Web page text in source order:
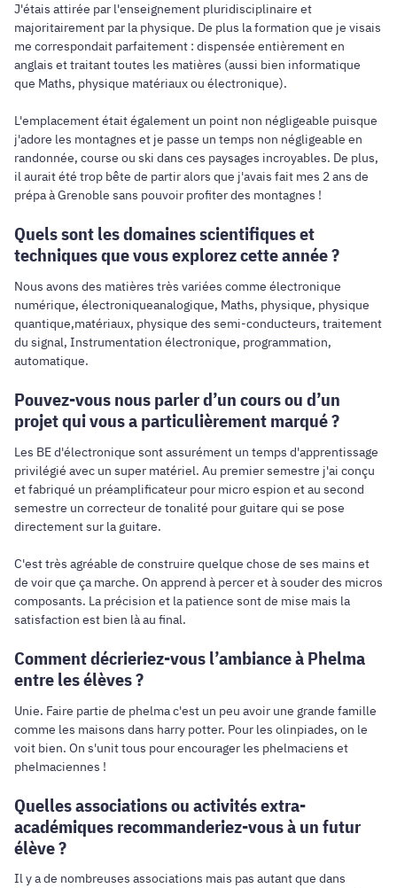
J'étais attirée par l'enseignement pluridisciplinaire et
majoritairement par la physique. De plus la formation que je visais
me correspondait parfaitement : dispensée entièrement en
anglais et traitant toutes les matières (aussi bien informatique
que Maths, physique matériaux ou électronique).
L'emplacement était également un point non négligeable puisque
j'adore les montagnes et je passe un temps non négligeable en
randonnée, course ou ski dans ces paysages incroyables. De plus,
il aurait été trop bête de partir alors que j'avais fait mes 2 ans de
prépa à Grenoble sans pouvoir profiter des montagnes !
Quels sont les domaines scientifiques et
techniques que vous explorez cette année ?
Nous avons des matières très variées comme électronique
numérique, électroniqueanalogique, Maths, physique, physique
quantique,matériaux, physique des semi-conducteurs, traitement
du signal, Instrumentation électronique, programmation,
automatique.
Pouvez-vous nous parler d’un cours ou d’un
projet qui vous a particulièrement marqué ?
Les BE d'électronique sont assurément un temps d'apprentissage
privilégié avec un super matériel. Au premier semestre j'ai conçu
et fabriqué un préamplificateur pour micro espion et au second
semestre un correcteur de tonalité pour guitare qui se pose
directement sur la guitare.
C'est très agréable de construire quelque chose de ses mains et
de voir que ça marche. On apprend à percer et à souder des micros
composants. La précision et la patience sont de mise mais la
satisfaction est bien là au final.
Comment décrieriez-vous l’ambiance à Phelma
entre les élèves ?
Unie. Faire partie de phelma c'est un peu avoir une grande famille
comme les maisons dans harry potter. Pour les olinpiades, on le
voit bien. On s'unit tous pour encourager les phelmaciens et
phelmaciennes !
Quelles associations ou activités extra-
académiques recommanderiez-vous à un futur
élève ?
Il y a de nombreuses associations mais pas autant que dans